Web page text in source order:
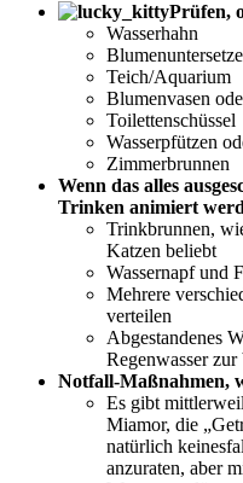
Prüfen,
Wasserhahn
Teich/Aquarium
Blumenvasen
Toilettenschüssel
Wasserpfützen
Zimmerbrunnen
Wenn das alles
Trinken animiert
Trinkbrunnen,
Katzen beliebt
Wassernapf und
Mehrere
verteilen
Abgestandenes
Regenwasser
Notfall-Maßnahmen,
Es gibt
Miamor, die
natürlich
anzuraten, aber